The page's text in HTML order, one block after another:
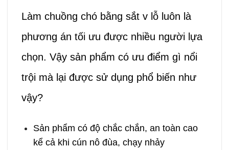
Làm chuồng chó bằng sắt v lỗ luôn là
phương án tối ưu được nhiều người lựa
chọn. Vậy sản phẩm có ưu điểm gì nổi
trội mà lại được sử dụng phổ biến như
vậy?
Sản phẩm có độ chắc chắn, an toàn cao
kể cả khi cún nô đùa, chạy nhảy